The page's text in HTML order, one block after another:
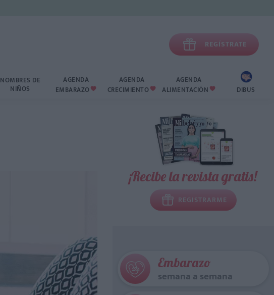
 REGÍSTRATE
NOMBRES DE
NIÑOS
AGENDA
EMBARAZO 
AGENDA
CRECIMIENTO 
AGENDA
ALIMENTACIÓN  DIBUS
¡Recibe la revista gratis!
REGISTRARME
Embarazo
semana a semana